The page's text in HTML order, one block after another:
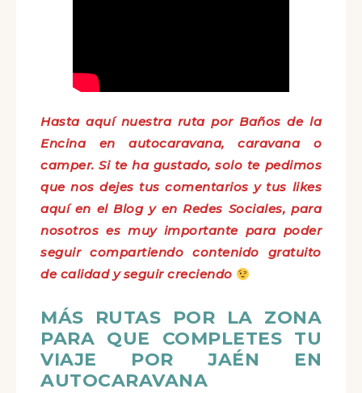
Hasta aquí nuestra ruta por Baños de la
Encina en autocaravana, caravana o
camper. Si te ha gustado, solo te pedimos
que nos dejes tus comentarios y tus likes
aquí en el Blog y en Redes Sociales, para
nosotros es muy importante para poder
seguir compartiendo contenido gratuito
de calidad y seguir creciendo
MÁS RUTAS POR LA ZONA
PARA QUE COMPLETES TU
VIAJE POR JAÉN EN
AUTOCARAVANA